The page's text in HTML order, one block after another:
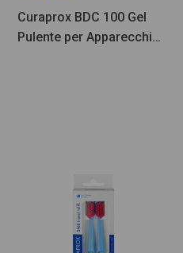
Curaprox BDC 100 Gel
Pulente per Apparecchi